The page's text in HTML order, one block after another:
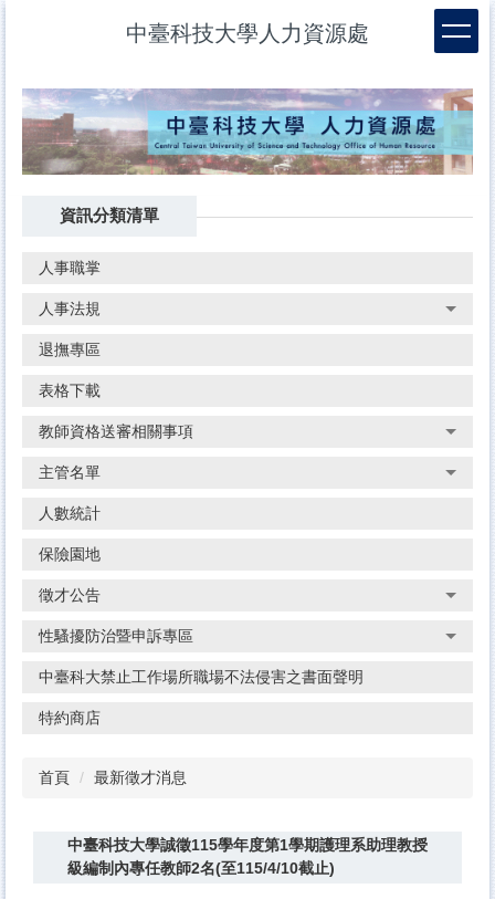
要
內
容
區
中臺科技大學人力資源處
資訊分類清單
人事職掌
人事法規
退撫專區
表格下載
教師資格送審相關事項
主管名單
人數統計
保險園地
徵才公告
性騷擾防治暨申訴專區
中臺科大禁止工作場所職場不法侵害之書面聲明
特約商店
首頁 最新徵才消息
中臺科技大學誠徵115學年度第1學期護理系助理教授
級編制內專任教師2名(至115/4/10截止)